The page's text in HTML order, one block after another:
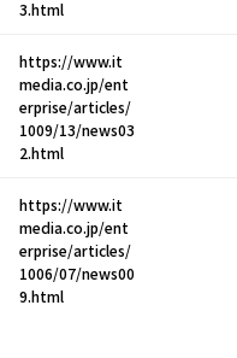
3.html
https://www.it
media.co.jp/ent
erprise/articles/
1009/13/news03
2.html
https://www.it
media.co.jp/ent
erprise/articles/
1006/07/news00
9.html